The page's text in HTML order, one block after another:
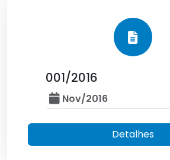
001/2016
Nov/2016
Detalhes